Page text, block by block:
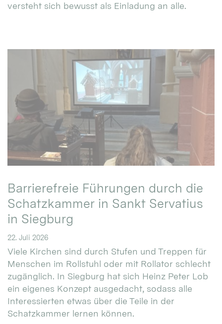
versteht sich bewusst als Einladung an alle.
Barrierefreie Führungen durch die
Schatzkammer in Sankt Servatius
in Siegburg
22. Juli 2026
Viele Kirchen sind durch Stufen und Treppen für
Menschen im Rollstuhl oder mit Rollator schlecht
zugänglich. In Siegburg hat sich Heinz Peter Lob
ein eigenes Konzept ausgedacht, sodass alle
Interessierten etwas über die Teile in der
Schatzkammer lernen können.